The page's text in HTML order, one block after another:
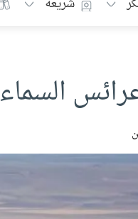
شريعة
السماء